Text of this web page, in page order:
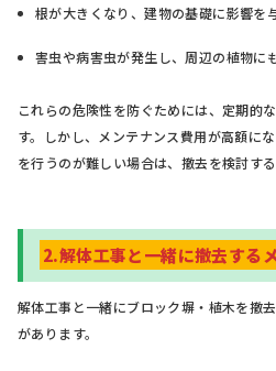
根が大きくなり、建物の基礎に影響を
害虫や病害虫が発生し、周辺の植物に
これらの危険性を防ぐためには、定期的
す。しかし、メンテナンス費用が高額に
を行うのが難しい場合は、撤去を検討する
2.解体工事と一緒に撤去する
解体工事と一緒にブロック塀・植木を撤
があります。